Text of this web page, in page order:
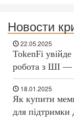
Новости
22.05.2025
TokenFi
робота з ШІ
18.01.2025
Як купити
для підтримки